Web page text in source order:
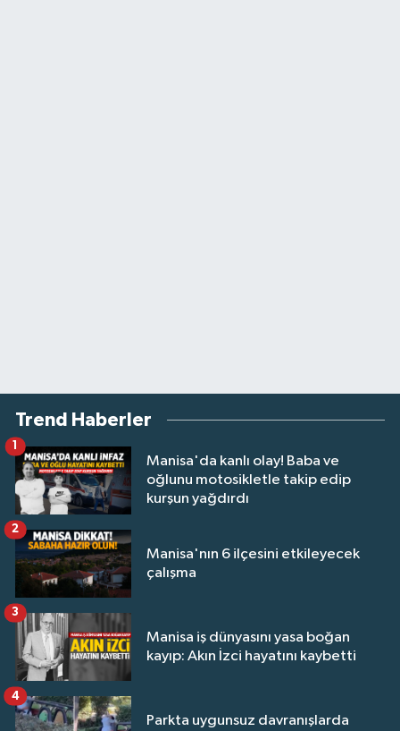
Trend Haberler
Manisa'da kanlı olay! Baba ve
oğlunu motosikletle takip edip
kurşun yağdırdı
1
Manisa'nın 6 ilçesini etkileyecek
çalışma
2
Manisa iş dünyasını yasa boğan
kayıp: Akın İzci hayatını kaybetti
3
Parkta uygunsuz davranışlarda
4